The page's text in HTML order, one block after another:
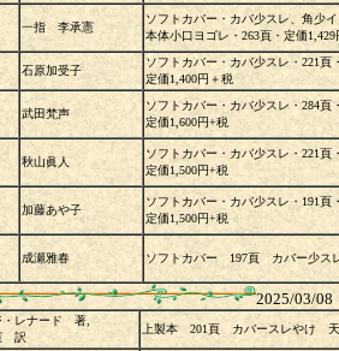
一指 李承憲
ソフトカバー・カバ少スレ、角少イ
本体小口ヨゴレ・263頁・定価1,429
石原加受子
ソフトカバー・カバ少スレ・221頁
定価1,400円＋税
武田梵声
ソフトカバー・カバ少スレ・284頁
定価1,600円+税
秋山眞人
ソフトカバー・カバ少スレ・221頁・
定価1,500円+税
加藤あや子
ソフトカバー・カバ少スレ・191頁
定価1,500円+税
成瀬雅春 ソフトカバー 197頁 カバー少ス
2025/03/08
・レナード 著,
訳
上製本 201頁 カバースレやけ 天